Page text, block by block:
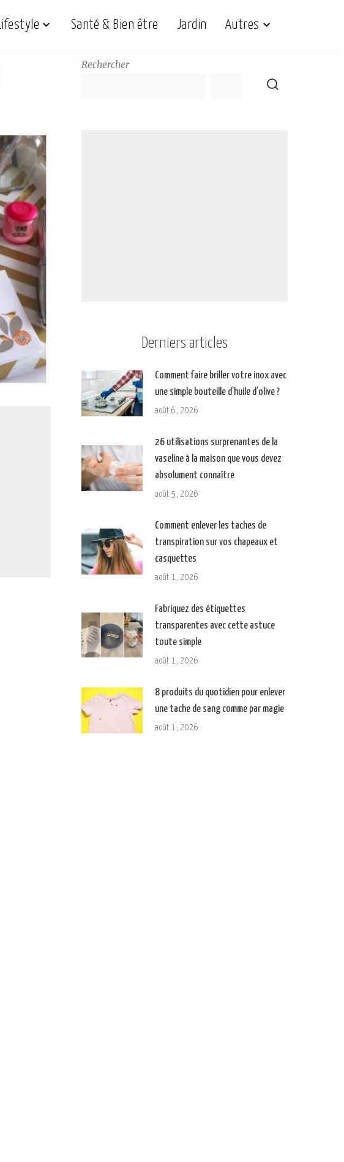
Lifestyle Santé & Bien être Jardin Autres
Rechercher
Derniers articles
Comment faire briller votre inox avec
une simple bouteille d’huile d’olive ?
août 6, 2026
26 utilisations surprenantes de la
vaseline à la maison que vous devez
absolument connaître
août 5, 2026
Comment enlever les taches de
transpiration sur vos chapeaux et
casquettes
août 1, 2026
Fabriquez des étiquettes
transparentes avec cette astuce
toute simple
août 1, 2026
8 produits du quotidien pour enlever
une tache de sang comme par magie
août 1, 2026